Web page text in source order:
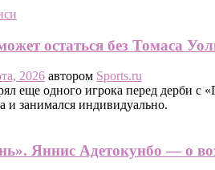
остаться без Томаса
2026 автором Sports.ru
еще одного игрока перед дерби
и занимался индивидуально.
Яннис Адетокунбо — о